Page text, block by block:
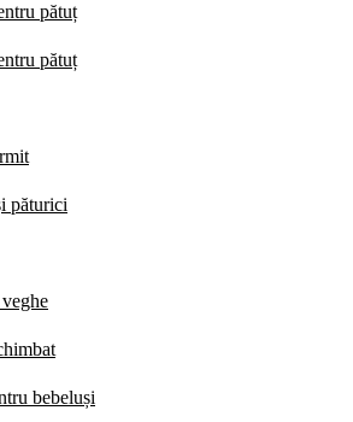
pătuț
pătuț
păturici
bebeluși